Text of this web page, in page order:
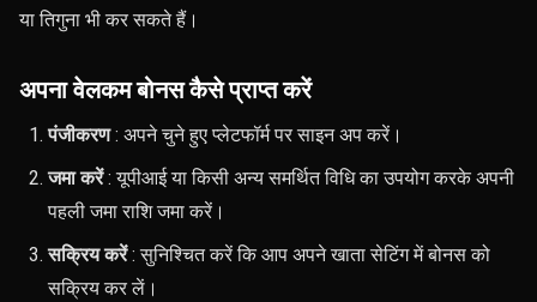
या तिगुना भी कर सकते हैं।
अपना वेलकम बोनस कैसे प्राप्त करें
पंजीकरण: अपने चुने हुए प्लेटफॉर्म पर साइन अप करें।
जमा करें: यूपीआई या किसी अन्य समर्थित विधि का उपयोग करके अपनी
पहली जमा राशि जमा करें।
सक्रिय करें: सुनिश्चित करें कि आप अपने खाता सेटिंग में बोनस को
सक्रिय कर लें।